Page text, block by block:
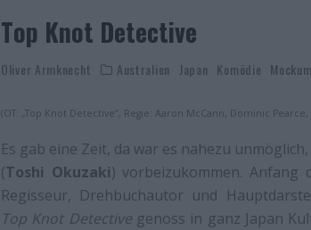
Top Knot Detective
Oliver Armknecht Australien Japan Komödie
(OT: „Top Knot Detective“, Regie: Aaron McCann, Dominic
Es gab eine Zeit, da war es nahezu
(Toshi Okuzaki) vorbeizukommen. Anfang
Regisseur, Drehbuchautor und
Top Knot Detectivegenoss in ganz Japan